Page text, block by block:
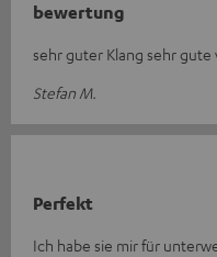
bewertung
sehr guter Klang sehr
Stefan M.
Perfekt
Ich habe sie mir für